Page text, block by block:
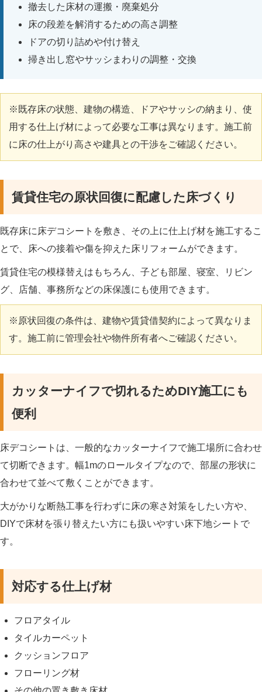
撤去した床材の運搬・廃棄処分
床の段差を解消するための高さ調整
ドアの切り詰めや付け替え
掃き出し窓やサッシまわりの調整・交換
※既存床の状態、建物の構造、ドアやサッシの納まり、使
用する仕上げ材によって必要な工事は異なります。施工前
に床の仕上がり高さや建具との干渉をご確認ください。
賃貸住宅の原状回復に配慮した床づくり
既存床に床デコシートを敷き、その上に仕上げ材を施工するこ
とで、床への接着や傷を抑えた床リフォームができます。
賃貸住宅の模様替えはもちろん、子ども部屋、寝室、リビン
グ、店舗、事務所などの床保護にも使用できます。
※原状回復の条件は、建物や賃貸借契約によって異なりま
す。施工前に管理会社や物件所有者へご確認ください。
カッターナイフで切れるためDIY施工にも
便利
床デコシートは、一般的なカッターナイフで施工場所に合わせ
て切断できます。幅1mのロールタイプなので、部屋の形状に
合わせて並べて敷くことができます。
大がかりな断熱工事を行わずに床の寒さ対策をしたい方や、
DIYで床材を張り替えたい方にも扱いやすい床下地シートで
す。
対応する仕上げ材
フロアタイル
タイルカーペット
クッションフロア
フローリング材